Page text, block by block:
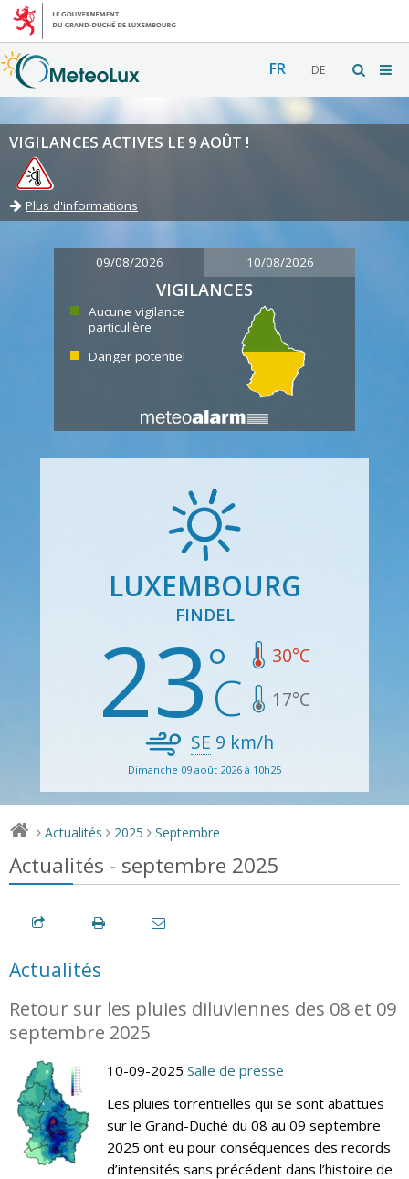
FR DE
VIGILANCES ACTIVES LE 9 AOÛT !
Plus d'informations
09/08/2026 10/08/2026
VIGILANCES
Aucune vigilance
particulière
Danger potentiel
LUXEMBOURG
FINDEL
23 30°C
17°C
SE 9 km/h
Dimanche 09 août 2026 à 10h25
> Actualités > 2025 > Septembre
Actualités - septembre 2025
Actualités
Retour sur les pluies diluviennes des 08 et 09
septembre 2025
10-09-2025 Salle de presse
Les pluies torrentielles qui se sont abattues
sur le Grand-Duché du 08 au 09 septembre
2025 ont eu pour conséquences des records
d’intensités sans précédent dans l’histoire de